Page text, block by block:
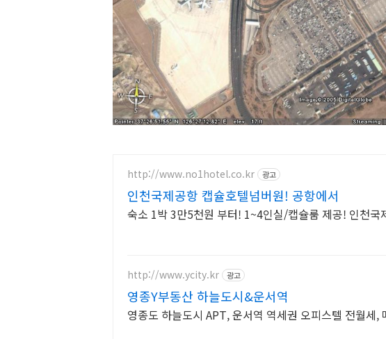
http://www.no1hotel.co.kr 광고
인천국제공항 캡슐호텔넘버원! 공항에서
숙소 1박 3만5천원 부터! 1~4인실/캡슐룸 제공! 인천국
http://www.ycity.kr 광고
영종Y부동산 하늘도시&운서역
영종도 하늘도시 APT, 운서역 역세권 오피스텔 전월세,